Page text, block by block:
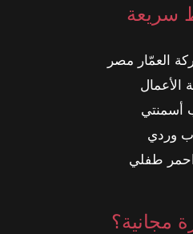
سريعة
العمّار مصر
الأعمال
أسمنتي
وردي
طفلي
مجانية؟